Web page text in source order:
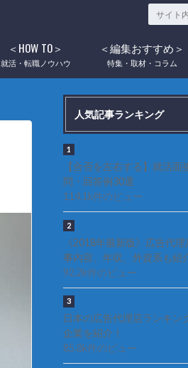
就活・転職ノウハウ
＜HOW TO＞
特集・取材・コラム
＜編集おすすめ＞
人気記事ランキング
【合否を左右する】就活
問・回答例30選
114.1k件のビュー
《2018年最新版》広告代
事内容、年収、外資系も紹
92.2k件のビュー
日本の広告代理店ランキン
企業を紹介！
85.8k件のビュー